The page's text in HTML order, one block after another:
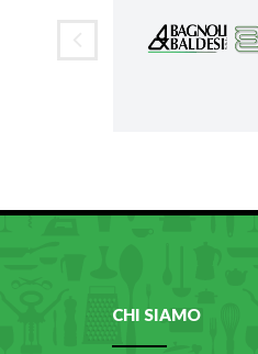
CHI SIAMO